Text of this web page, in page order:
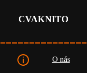
CVAKNITO
_______________
O nás